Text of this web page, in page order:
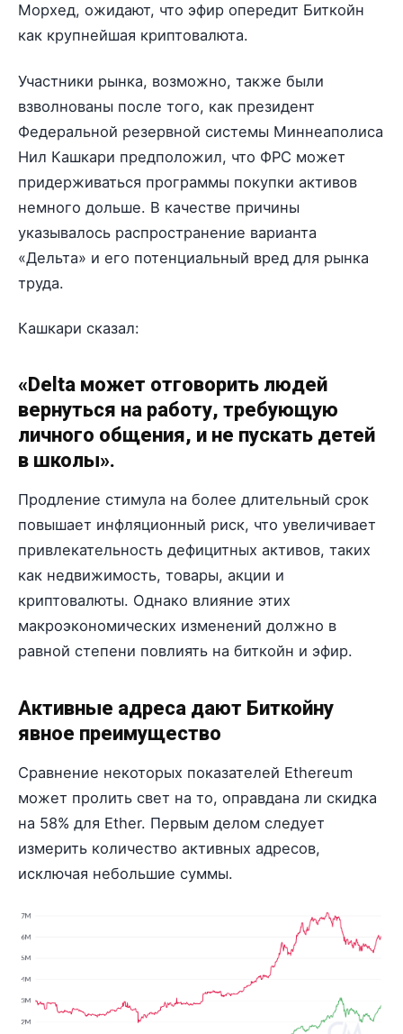
Морхед, ожидают, что эфир опередит Биткойн
как крупнейшая криптовалюта.
Участники рынка, возможно, также были
взволнованы после того, как президент
Федеральной резервной системы Миннеаполиса
Нил Кашкари предположил, что ФРС может
придерживаться программы покупки активов
немного дольше. В качестве причины
указывалось распространение варианта
«Дельта» и его потенциальный вред для рынка
труда.
Кашкари сказал:
«Delta может отговорить людей
вернуться на работу, требующую
личного общения, и не пускать детей
в школы».
Продление стимула на более длительный срок
повышает инфляционный риск, что увеличивает
привлекательность дефицитных активов, таких
как недвижимость, товары, акции и
криптовалюты. Однако влияние этих
макроэкономических изменений должно в
равной степени повлиять на биткойн и эфир.
Активные адреса дают Биткойну
явное преимущество
Сравнение некоторых показателей Ethereum
может пролить свет на то, оправдана ли скидка
на 58% для Ether. Первым делом следует
измерить количество активных адресов,
исключая небольшие суммы.